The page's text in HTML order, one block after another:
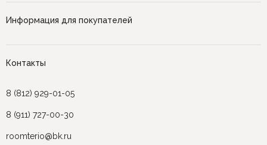
Информация для покупателей
Контакты
8 (812) 929-01-05
8 (911) 727-00-30
roomterio@bk.ru